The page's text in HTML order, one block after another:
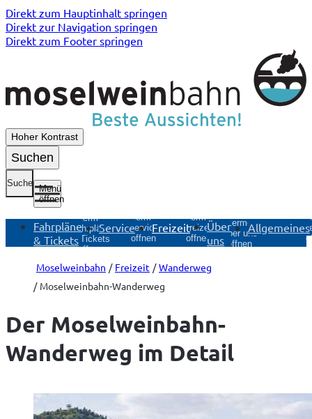
Direkt zum Hauptinhalt springen
Direkt zur Navigation springen
Direkt zum Footer springen
Hoher Kontrast
Suchen
Suche
Menü
öffnen
Fahrpläne
& Tickets
Untermenü
Fahrpläne
& Tickets
öffnen
Service
Untermenü
Service
öffnen
Freizeit
Untermenü
Freizeit
öffnen
Über
uns
Untermenü
Über uns
öffnen
Allgemeines
Moselweinbahn Freizeit
Wanderweg
Moselweinbahn-Wanderweg
Der Moselweinbahn-
Wanderweg im Detail